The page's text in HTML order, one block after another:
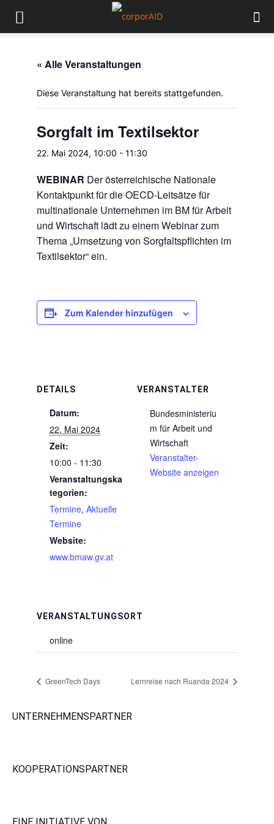
« Alle Veranstaltungen
Diese Veranstaltung hat bereits stattgefunden.
Sorgfalt im Textilsektor
22. Mai 2024, 10:00 - 11:30
WEBINAR Der österreichische Nationale
Kontaktpunkt für die OECD-Leitsätze für
multinationale Unternehmen im BM für Arbeit
und Wirtschaft lädt zu einem Webinar zum
Thema „Umsetzung von Sorgfaltspflichten im
Textilsektor“ ein.
Zum Kalender hinzufügen
DETAILS
Datum:
22. Mai 2024
Zeit:
10:00 - 11:30
Veranstaltungska
tegorien:
Termine, Aktuelle
Termine
Website:
www.bmaw.gv.at
VERANSTALTER
Bundesministeriu
m für Arbeit und
Wirtschaft
Veranstalter-
Website anzeigen
VERANSTALTUNGSORT
online
GreenTech Days Lernreise nach Ruanda 2024
UNTERNEHMENSPARTNER
KOOPERATIONSPARTNER